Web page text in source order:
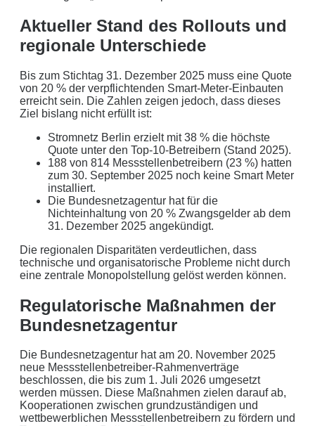
mit den altbewährten norddeutschenkaufmännischen
Tugenden.
Aus der Region, für die Region. Daher arbeiten wir
nur mit regionalen Partnern und exklusiv für unsere
Kunden in Schleswig-Holstein.
Ihre Daten in guten Händen:
keine Weitergabe an Dritte
sichere Datenübertragung
Datenlöschung nach Art. 17 DSGVO
Keine Newsletter oder Spam
Aktueller Stand des Rollouts und
regionale Unterschiede
Bis zum Stichtag 31. Dezember 2025 muss eine Quote
von 20 % der verpflichtenden Smart-Meter-Einbauten
erreicht sein. Die Zahlen zeigen jedoch, dass dieses
Ziel bislang nicht erfüllt ist:
Stromnetz Berlin erzielt mit 38 % die höchste
Quote unter den Top-10-Betreibern (Stand 2025).
188 von 814 Messstellenbetreibern (23 %) hatten
zum 30. September 2025 noch keine Smart Meter
installiert.
Die Bundesnetzagentur hat für die
Nichteinhaltung von 20 % Zwangsgelder ab dem
31. Dezember 2025 angekündigt.
Die regionalen Disparitäten verdeutlichen, dass
technische und organisatorische Probleme nicht durch
eine zentrale Monopolstellung gelöst werden können.
Regulatorische Maßnahmen der
Bundesnetzagentur
Die Bundesnetzagentur hat am 20. November 2025
neue Messstellenbetreiber-Rahmenverträge
beschlossen, die bis zum 1. Juli 2026 umgesetzt
werden müssen. Diese Maßnahmen zielen darauf ab,
Kooperationen zwischen grundzuständigen und
wettbewerblichen Messstellenbetreibern zu fördern und